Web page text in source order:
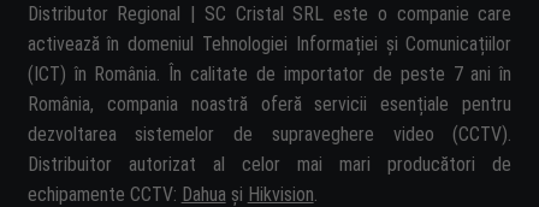
Distributor Regional | SC Cristal SRL este o companie care
activează în domeniul Tehnologiei Informației și Comunicațiilor
(ICT) în România. În calitate de importator de peste 7 ani în
România, compania noastră oferă servicii esențiale pentru
dezvoltarea sistemelor de supraveghere video (CCTV).
Distribuitor autorizat al celor mai mari producători de
echipamente CCTV: Dahua și Hikvision